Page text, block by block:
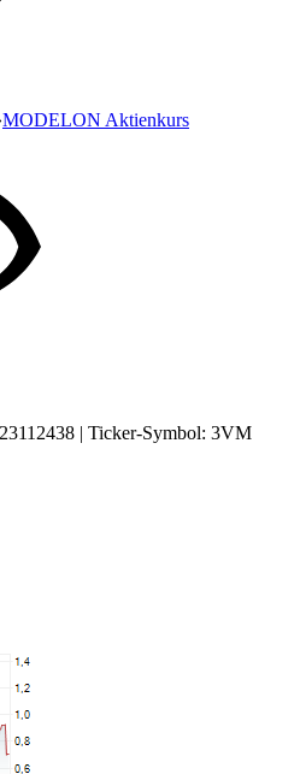
MODELON Aktienkurs
| Ticker-Symbol: 3VM